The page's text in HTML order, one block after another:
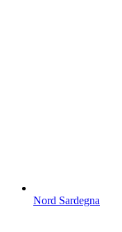
Nord Sardegna